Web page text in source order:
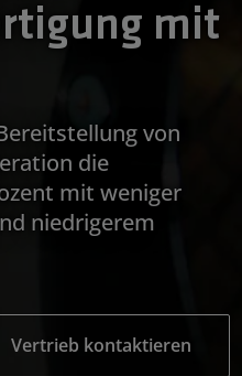
mit
von
die
mit weniger
niedrigerem
Vertrieb kontaktieren